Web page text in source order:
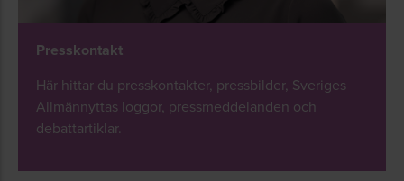
Presskontakt
Här hittar du presskontakter, pressbilder, Sveriges
Allmännyttas loggor, pressmeddelanden och
debattartiklar.